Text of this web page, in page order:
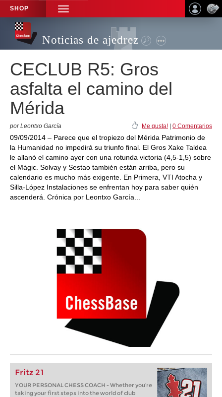
SHOP
TOGGLE
NAVIGATION
Noticias de ajedrez
CECLUB R5: Gros
asfalta el camino del
Mérida
por Leontxo García Me gusta! 0 Comentarios
09/09/2014 – Parece que el tropiezo del Mérida Patrimonio de
la Humanidad no impedirá su triunfo final. El Gros Xake Taldea
le allanó el camino ayer con una rotunda victoria (4,5-1,5) sobre
el Mágic. Solvay y Sestao también están arriba, pero su
calendario es mucho más exigente. En Primera, VTI Atocha y
Silla-López Instalaciones se enfrentan hoy para saber quién
ascenderá. Crónica por Leontxo García...
Fritz 21
YOUR PERSONAL CHESS COACH - Whether you’re
taking your first steps into the world of club